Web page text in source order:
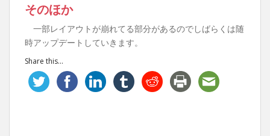
そのほか
一部レイアウトが崩れてる部分があるのでしばらくは随
時アップデートしていきます。
Share this...